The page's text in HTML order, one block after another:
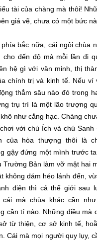
tài của chàng mà thôi!
giá vẽ, chưa có một bức
bắc nữa, cái ngôi chùa
cho đến độ mà mỗi lần đi
hệ gì với văn minh , thị
chính trị và kinh tế. Nếu
thẳm sâu nào đó trong
trụ trì là một lão trượng
như cẳng hạc. Chàng
với chú Ích và chú Sanh
của hòa thượng thôi là
gậy đứng một mình trước
Trường Bản làm vỡ mật hai
không dám héo lánh đến,
điện thì cảthế giớisau
cái mà chùa khác cần
cần tí nào. Những điều mà
từ thiện , cơ sở kinh tế,
Cái mà mọi ngườiquy lụy,